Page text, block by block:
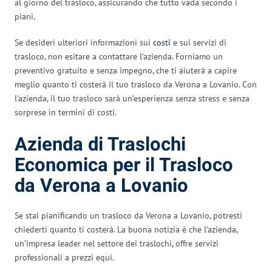
al giorno del trasloco, assicurando che tutto vada secondo i
piani.
Se desideri ulteriori informazioni sui costi e sui servizi di
trasloco, non esitare a contattare l’azienda. Forniamo un
preventivo gratuito e senza impegno, che ti aiuterà a capire
meglio quanto ti costerà il tuo trasloco da Verona a Lovanio. Con
l’azienda, il tuo trasloco sarà un’esperienza senza stress e senza
sorprese in termini di costi.
Azienda di Traslochi
Economica per il Trasloco
da Verona a Lovanio
Se stai pianificando un trasloco da Verona a Lovanio, potresti
chiederti quanto ti costerà. La buona notizia è che l’azienda,
un’impresa leader nel settore dei traslochi, offre servizi
professionali a prezzi equi.